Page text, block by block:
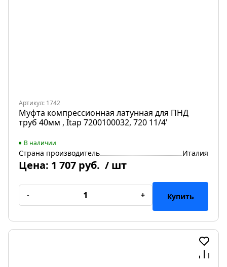
Артикул: 1742
Муфта компрессионная латунная для ПНД
труб 40мм , Itap 7200100032, 720 11/4'
В наличии
Страна производитель Италия
Цена: 1 707 руб. / шт
- + Купить